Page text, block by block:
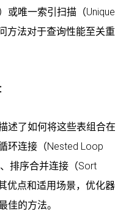
或唯一索引扫描（Unique
方法对于查询性能至关重
述了如何将这些表组合在
环连接（Nested Loop
排序合并连接（Sort
优点和适用场景，优化器
佳的方法。